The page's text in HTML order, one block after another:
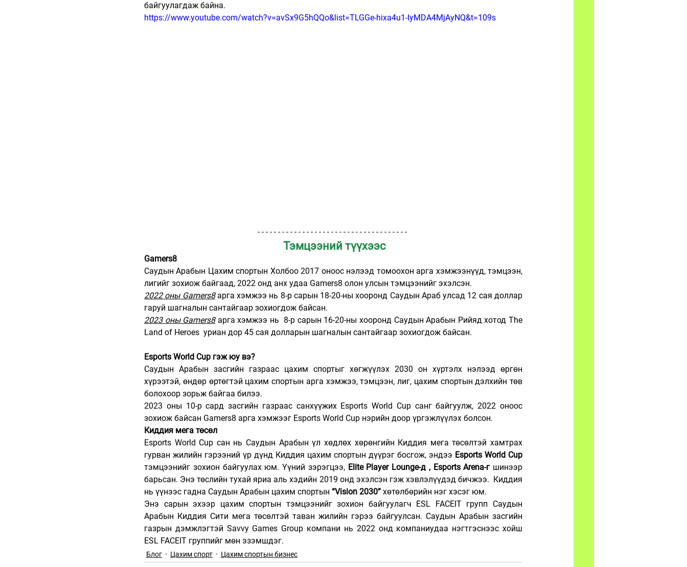
байгуулагдаж байна.
https://www.youtube.com/watch?v=avSx9G5hQQo&list=TLGGe-hixa4u1-IyMDA4MjAyNQ&t=109s
Тэмцээний түүхээс
Gamers8
Саудын Арабын Цахим спортын Холбоо 2017 оноос нэлээд томоохон арга хэмжээнүүд, тэмцээн,
лигийг зохиож байгаад, 2022 онд анх удаа Gamers8 олон улсын тэмцээнийг эхэлсэн.
2022 оны Gamers8 арга хэмжээ нь 8-р сарын 18-20-ны хооронд Саудын Араб улсад 12 сая доллар
гаруй шагналын сантайгаар зохиогдож байсан.
2023 оны Gamers8 арга хэмжээ нь  8-р сарын 16-20-ны хооронд Саудын Арабын Рийяд хотод The
Land of Heroes  уриан дор 45 сая долларын шагналын сантайгаар зохиогдож байсан.
Esports World Cup гэж юу вэ?
Саудын Арабын засгийн газраас цахим спортыг хөгжүүлэх 2030 он хүртэлх нэлээд өргөн
хүрээтэй, өндөр өртөгтэй цахим спортын арга хэмжээ, тэмцээн, лиг, цахим спортын дэлхийн төв
болохоор зорьж байгаа билээ.
2023 оны 10-р сард засгийн газраас санхүүжих Esports World Cup санг байгуулж, 2022 оноос
зохиож байсан Gamers8 арга хэмжээг Esports World Cup нэрийн доор үргэжлүүлэх болсон.
Киддия мега төсөл
Esports World Cup сан нь Саудын Арабын үл хөдлөх хөрөнгийн Киддия мега төсөлтэй хамтрах
гурван жилийн гэрээний үр дүнд Киддия цахим спортын дүүрэг босгож, эндээ Esports World Cup
тэмцээнийг зохион байгуулах юм. Үүний зэрэгцээ, Elite Player Lounge-д , Esports Arena-г шинээр
барьсан. Энэ төслийн тухай яриа аль хэдийн 2019 онд эхэлсэн гэж хэвлэлүүдэд бичжээ.  Киддия
нь үүнээс гадна Саудын Арабын цахим спортын “Vision 2030” хөтөлбөрийн нэг хэсэг юм.
Энэ сарын эхээр цахим спортын тэмцээнийг зохион байгуулагч ESL FACEIT групп Саудын
Арабын Киддия Сити мега төсөлтэй таван жилийн гэрээ байгуулсан. Саудын Арабын засгийн
газрын дэмжлэгтэй Savvy Games Group компани нь 2022 онд компаниудаа нэгтгэснээс хойш
ESL FACEIT группийг мөн эзэмшдэг.
Блог Цахим спорт Цахим спортын бизнес